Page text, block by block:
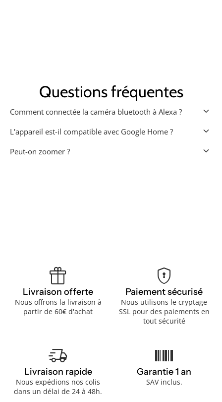
Questions fréquentes
Comment connectée la caméra bluetooth à Alexa ? keyboard_arrow_down
L'appareil est-il compatible avec Google Home ? keyboard_arrow_down
Peut-on zoomer ? keyboard_arrow_down
featured_seasonal_and_gifts
Livraison offerte
Nous offrons la livraison à
partir de 60€ d'achat
encrypted
Paiement sécurisé
Nous utilisons le cryptage
SSL pour des paiements en
tout sécurité
delivery_truck_speed
Livraison rapide
Nous expédions nos colis
dans un délai de 24 à 48h.
barcode
Garantie 1 an
SAV inclus.